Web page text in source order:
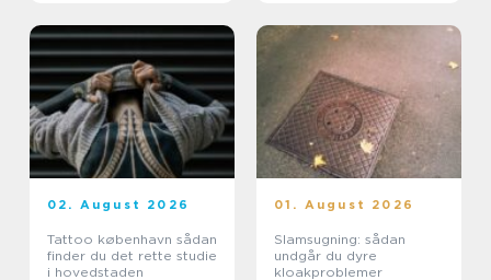
02. August 2026
Tattoo københavn sådan
finder du det rette studie
i hovedstaden
01. August 2026
Slamsugning: sådan
undgår du dyre
kloakproblemer